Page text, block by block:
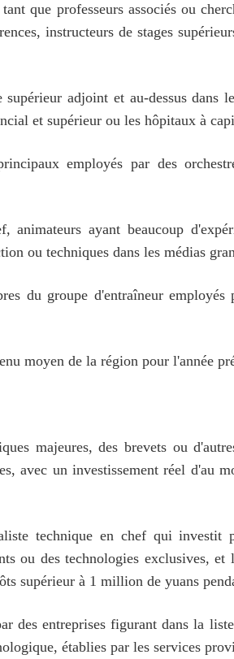
que professeurs associés ou
instructeurs de stages
adjoint et au-dessus dans
et supérieur ou les hôpitaux à
employés par des
ayant beaucoup
ou techniques dans les médias
du groupe d'entraîneur
moyen de la région pour l'année
majeures, des brevets ou
avec un investissement réel d'au
technique en chef qui investit
ou des technologies exclusives, et
supérieur à 1 million de yuans
des entreprises figurant dans la
établies par les services